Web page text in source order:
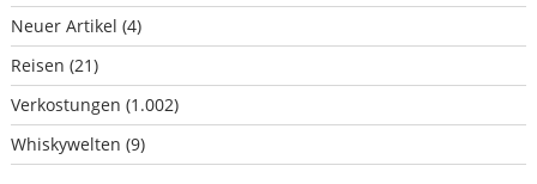
Neuer Artikel (4)
Reisen (21)
Verkostungen (1.002)
Whiskywelten (9)